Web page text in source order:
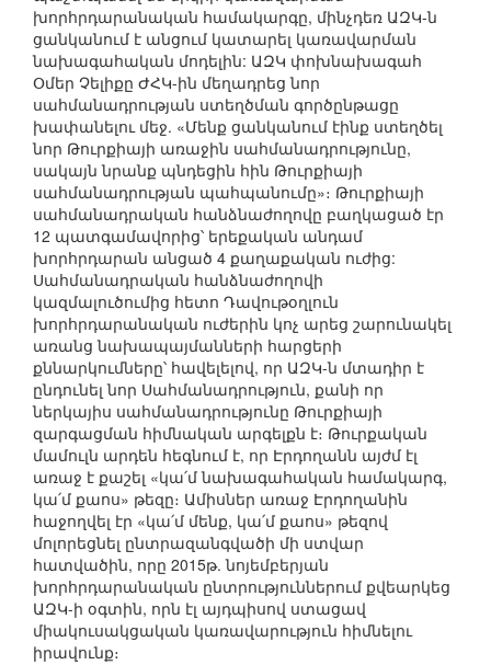
խորհրդարանական համակարգը, մինչդեռ ԱԶԿ-ն
ցանկանում է անցում կատարել կառավարման
նախագահական մոդելին: ԱԶԿ փոխնախագահ
Օմեր Չելիքը ԺՀԿ-ին մեղադրեց նոր
սահմանադրության ստեղծման գործընթացը
խափանելու մեջ. «Մենք ցանկանում էինք ստեղծել
նոր Թուրքիայի առաջին սահմանադրությունը,
սակայն նրանք պնդեցին հին Թուրքիայի
սահմանադրության պահպանումը»։ Թուրքիայի
սահմանադրական հանձնաժողովը բաղկացած էր
12 պատգամավորից՝ երեքական անդամ
խորհրդարան անցած 4 քաղաքական ուժից:
Սահմանադրական հանձնաժողովի
կազմալուծումից հետո Դավութօղլուն
խորհրդարանական ուժերին կոչ արեց շարունակել
առանց նախապայմանների հարցերի
քննարկումները՝ հավելելով, որ ԱԶԿ-ն մտադիր է
ընդունել նոր Սահմանադրություն, քանի որ
ներկայիս սահմանադրությունը Թուրքիայի
զարգացման հիմնական արգելքն է։ Թուրքական
մամուլն արդեն հեգնում է, որ Էրդողանն այժմ էլ
առաջ է քաշել «կա՛մ նախագահական համակարգ,
կա՛մ քաոս» թեզը։ Ամիսներ առաջ Էրդողանին
հաջողվել էր «կա՛մ մենք, կա՛մ քաոս» թեզով
մոլորեցնել ընտրազանգվածի մի ստվար
հատվածին, որը 2015թ. նոյեմբերյան
խորհրդարանական ընտրություններում քվեարկեց
ԱԶԿ-ի օգտին, որն էլ այդպիսով ստացավ
միակուսակցական կառավարություն հիմնելու
իրավունք։